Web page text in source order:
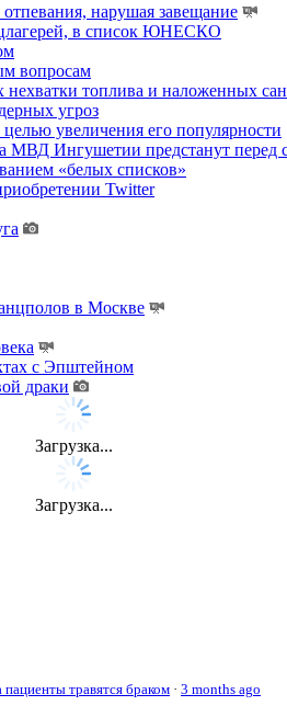
нарушая завещание
в список ЮНЕСКО
вопросам
нехватки топлива и наложенных
угроз
увеличения его популярности
МВД Ингушетии предстанут
«белых списков»
Twitter
в Москве
с Эпштейном
драки
Загрузка...
Загрузка...
травятся браком · 3 months ago